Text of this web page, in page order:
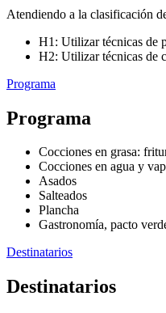
Atendiendo a la clasificación
H1: Utilizar técnicas de
H2: Utilizar técnicas de
Programa
Programa
Cocciones en grasa:
Cocciones en agua y
Asados
Salteados
Plancha
Gastronomía, pacto
Destinatarios
Destinatarios